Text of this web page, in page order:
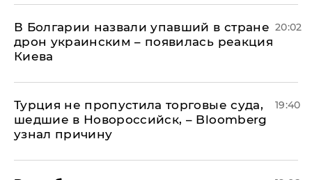
В Болгарии назвали упавший в стране
дрон украинским – появилась реакция
Киева
20:02
Турция не пропустила торговые суда,
шедшие в Новороссийск, – Bloomberg
узнал причину
19:40